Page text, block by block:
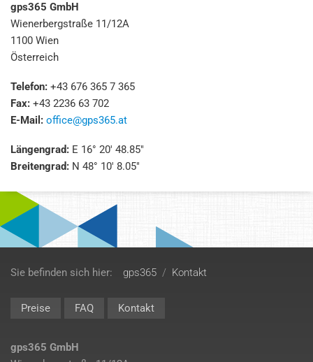
gps365 GmbH
Wienerbergstraße 11/12A
1100 Wien
Österreich
Telefon: +43 676 365 7 365
Fax: +43 2236 63 702
E-Mail: office@gps365.at
Längengrad: E 16° 20' 48.85"
Breitengrad: N 48° 10' 8.05"
Sie befinden sich hier: gps365 / Kontakt
Preise FAQ Kontakt
gps365 GmbH